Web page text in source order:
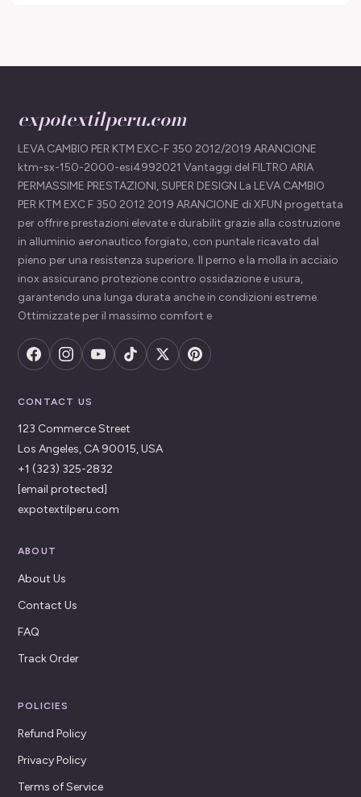
expotextilperu.com
LEVA CAMBIO PER KTM EXC-F 350 2012/2019 ARANCIONE
ktm-sx-150-2000-esi4992021 Vantaggi del FILTRO ARIA
PERMASSIME PRESTAZIONI, SUPER DESIGN La LEVA CAMBIO
PER KTM EXC F 350 2012 2019 ARANCIONE di XFUN progettata
per offrire prestazioni elevate e durabilit grazie alla costruzione
in alluminio aeronautico forgiato, con puntale ricavato dal
pieno per una resistenza superiore. Il perno e la molla in acciaio
inox assicurano protezione contro ossidazione e usura,
garantendo una lunga durata anche in condizioni estreme.
Ottimizzate per il massimo comfort e
CONTACT US
123 Commerce Street
Los Angeles, CA 90015, USA
+1 (323) 325-2832
[email protected]
expotextilperu.com
ABOUT
About Us
Contact Us
FAQ
Track Order
POLICIES
Refund Policy
Privacy Policy
Terms of Service